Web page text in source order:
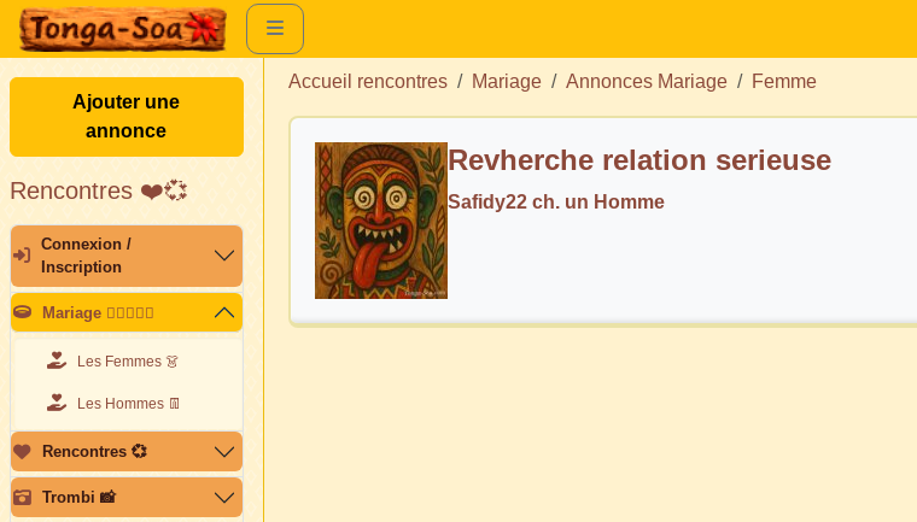
Ajouter une
annonce
Rencontres ❤️💞
Connexion /
Inscription
Mariage 👩🏽‍❤️‍👨🏽
Les Femmes 👗
Les Hommes 👖
Rencontres 💞
Trombi 📸
Accueil rencontres Mariage Annonces Mariage Femme
Revherche relation serieuse
Safidy22 ch. un Homme